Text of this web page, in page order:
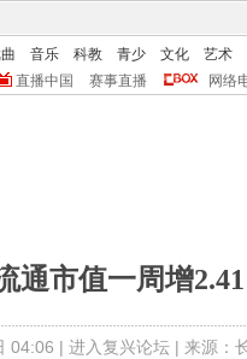
音乐 科教 青少 文化
艺术
直播中国 赛事直播 网络
通市值一周增
04:06 | 进入复兴论坛| 来源：